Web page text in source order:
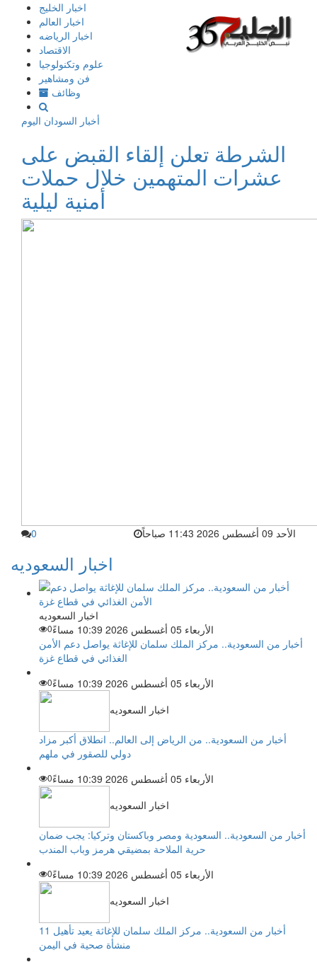
إذهب
المحتوى
اخبار الخليج
اخبار العالم
اخبار الرياضه
الاقتصاد
علوم وتكنولوجيا
فن ومشاهير
وظائف
أخبار السودان اليوم
الشرطة تعلن إلقاء القبض على
عشرات المتهمين خلال حملات
أمنية ليلية
الأحد 09 أغسطس 2026 11:43 صباحاً 0
اخبار السعوديه
اخبار السعوديه
الأربعاء 05 أغسطس 2026 10:39 مساءً
0
أخبار من السعودية.. مركز الملك سلمان للإغاثة يواصل دعم الأمن
الغذائي في قطاع غزة
الأربعاء 05 أغسطس 2026 10:39 مساءً
0
اخبار السعوديه
أخبار من السعودية.. من الرياض إلى العالم.. انطلاق أكبر مزاد
دولي للصقور في ملهم
الأربعاء 05 أغسطس 2026 10:39 مساءً
0
اخبار السعوديه
أخبار من السعودية.. السعودية ومصر وباكستان وتركيا: يجب ضمان
حرية الملاحة بمضيقي هرمز وباب المندب
الأربعاء 05 أغسطس 2026 10:39 مساءً
0
اخبار السعوديه
أخبار من السعودية.. مركز الملك سلمان للإغاثة يعيد تأهيل 11
منشأة صحية في اليمن